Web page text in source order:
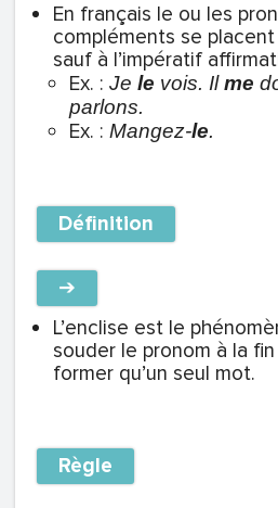
En français le ou les
compléments se
sauf à l’impératif
Ex. : Je le vois. Ilme
parlons.
Ex. : Mangez-le.
Définition
➔
L’enclise est le
souder le pronom à la
former qu’un seul mot.
Règle